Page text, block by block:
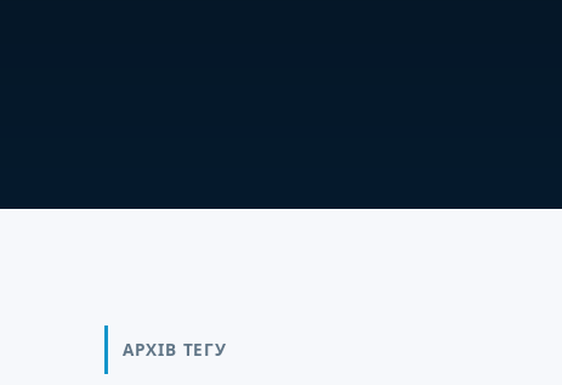
АРХІВ ТЕГУ